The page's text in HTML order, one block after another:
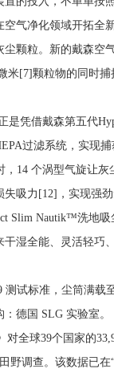
气净化领域开拓全
颗粒。新的戴森空
米[7]颗粒物的同时
凭借戴森第五代
过滤系统，实现
14 个涡型气旋让
吸力[12]，实现强
Slim Nautik™洗地
湿全能、灵活轻巧
试标准，尘筒满载
德国 SLG 实验室。
全球39个国家的
野调查。该数据已